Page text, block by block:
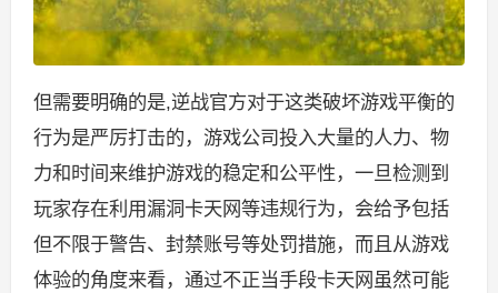
但需要明确的是,逆战官方对于这类破坏游戏平衡的
行为是严厉打击的，游戏公司投入大量的人力、物
力和时间来维护游戏的稳定和公平性，一旦检测到
玩家存在利用漏洞卡天网等违规行为，会给予包括
但不限于警告、封禁账号等处罚措施，而且从游戏
体验的角度来看，通过不正当手段卡天网虽然可能